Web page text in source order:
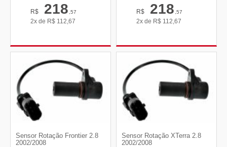
R$ 218,57
2x de R$ 112,67
R$ 218,57
2x de R$ 112,67
Sensor Rotação Frontier 2.8
2002/2008
Sensor Rotação XTerra 2.8
2002/2008